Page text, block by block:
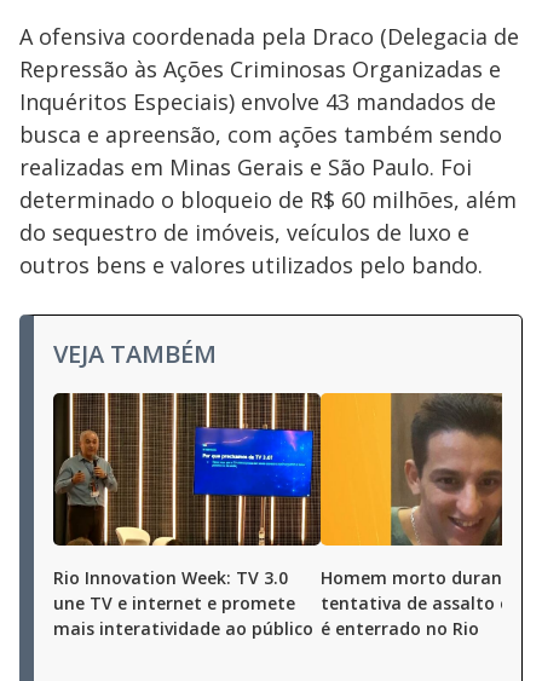
A ofensiva coordenada pela Draco (Delegacia de
Repressão às Ações Criminosas Organizadas e
Inquéritos Especiais) envolve 43 mandados de
busca e apreensão, com ações também sendo
realizadas em Minas Gerais e São Paulo. Foi
determinado o bloqueio de R$ 60 milhões, além
do sequestro de imóveis, veículos de luxo e
outros bens e valores utilizados pelo bando.
VEJA TAMBÉM
Rio Innovation Week: TV 3.0
une TV e internet e promete
mais interatividade ao público
Homem morto durante
tentativa de assalto em
é enterrado no Rio